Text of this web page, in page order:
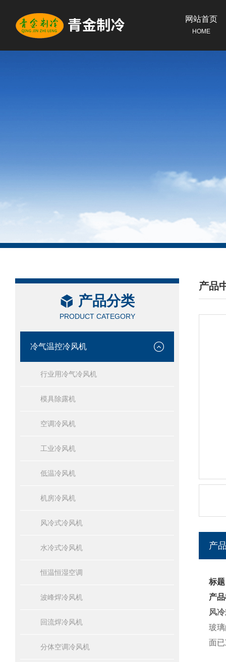
网站首页
HOME
产品分类
PRODUCT CATEGORY
冷气温控冷风机
行业用冷气冷风机
模具除露机
空调冷风机
工业冷风机
低温冷风机
机房冷风机
风冷式冷风机
水冷式冷风机
恒温恒湿空调
波峰焊冷风机
回流焊冷风机
分体空调冷风机
产品
/
产
标
产
风
玻
面